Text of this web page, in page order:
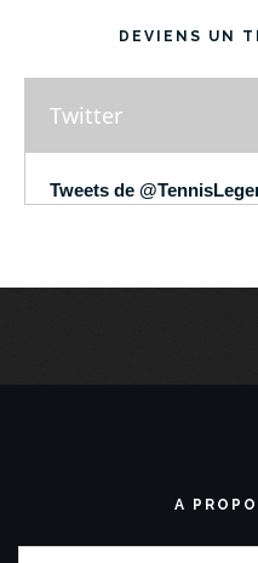
DEVIENS UN
Twitter
Tweets de
A